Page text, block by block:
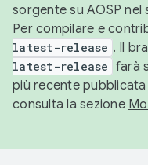
sorgente su AOSP
Per compilare e
latest-release . Il
latest-release farà
più recente pubblicata
consulta la sezione